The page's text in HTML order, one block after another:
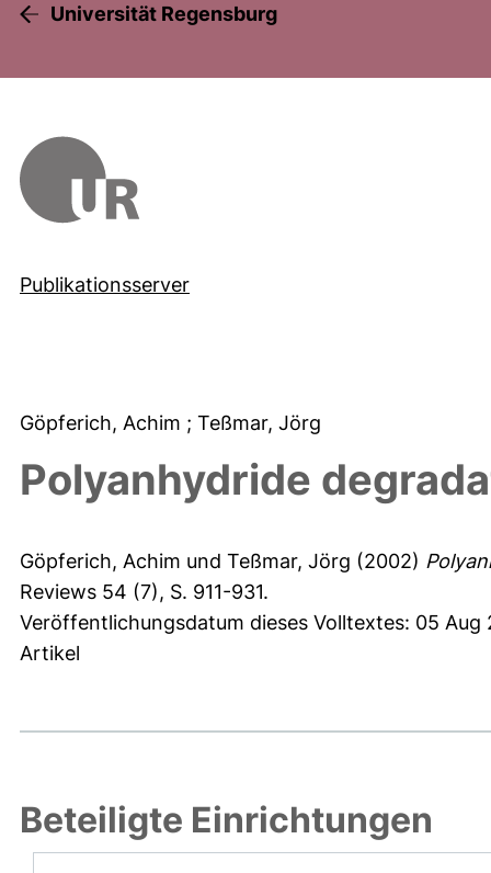
Universität Regensburg
Publikationsserver
Göpferich, Achim ; Teßmar, Jörg
Polyanhydride
Göpferich, Achim und Teßmar, Jörg (2002)
Reviews 54 (7), S. 911-931.
Veröffentlichungsdatum dieses Volltextes: 05 Aug
Artikel
Beteiligte Einrichtungen